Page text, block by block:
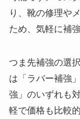
り、靴の修理や
ため、気軽に補
つま先補強の選
は「ラバー補強
強」のいずれも
軽で価格も比較